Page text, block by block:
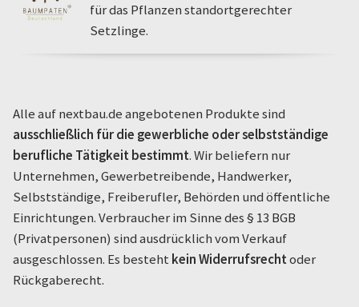
für das Pflanzen standortgerechter
Setzlinge.
Alle auf nextbau.de angebotenen Produkte sind
ausschließlich für die gewerbliche oder selbstständige
berufliche Tätigkeit bestimmt. Wir beliefern nur
Unternehmen, Gewerbetreibende, Handwerker,
Selbstständige, Freiberufler, Behörden und öffentliche
Einrichtungen. Verbraucher im Sinne des § 13 BGB
(Privatpersonen) sind ausdrücklich vom Verkauf
ausgeschlossen. Es besteht kein Widerrufsrechtoder
Rückgaberecht.